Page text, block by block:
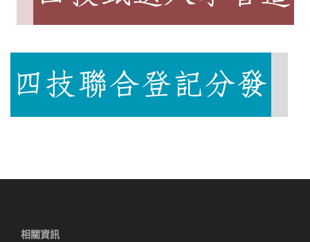
相關資訊